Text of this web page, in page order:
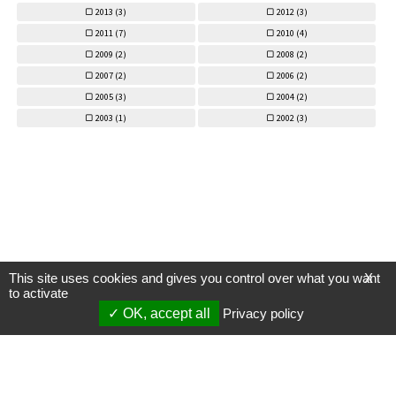
2013 (3) 2012 (3)
2011 (7) 2010 (4)
2009 (2) 2008 (2)
2007 (2) 2006 (2)
2005 (3) 2004 (2)
2003 (1) 2002 (3)
X
This site uses cookies and gives you control over what you want
to activate
OK, accept all
Privacy policy